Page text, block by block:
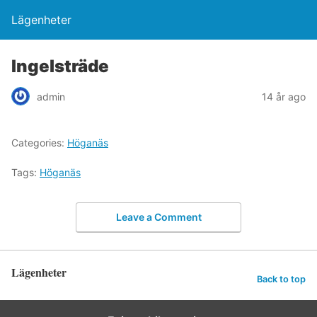
Lägenheter
Ingelsträde
admin 14 år ago
Categories: Höganäs
Tags: Höganäs
Leave a Comment
Lägenheter Back to top